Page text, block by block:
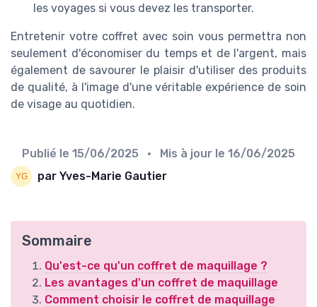
les voyages si vous devez les transporter.
Entretenir votre coffret avec soin vous permettra non
seulement d'économiser du temps et de l'argent, mais
également de savourer le plaisir d'utiliser des produits
de qualité, à l'image d'une véritable expérience de soin
de visage au quotidien.
Publié le 15/06/2025 • Mis à jour le 16/06/2025
par Yves-Marie Gautier
Sommaire
Qu'est-ce qu'un coffret de maquillage ?
Les avantages d'un coffret de maquillage
Comment choisir le coffret de maquillage